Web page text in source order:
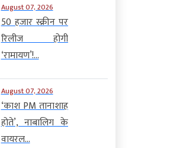
August 07, 2026
50 हजार स्क्रीन पर
रिलीज होगी
‘रामायण’!...
August 07, 2026
‘काश PM तानाशाह
होते’, नाबालिग के
वायरल...